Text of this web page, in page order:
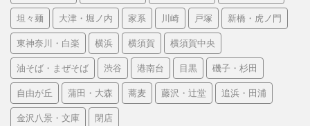
坦々麺 大津・堀ノ内 家系 川崎 戸塚 新橋・虎ノ門
東神奈川・白楽 横浜 横須賀 横須賀中央
油そば・まぜそば 渋谷 港南台 目黒 磯子・杉田
自由が丘 蒲田・大森 蕎麦 藤沢・辻堂 追浜・田浦
金沢八景・文庫 閉店